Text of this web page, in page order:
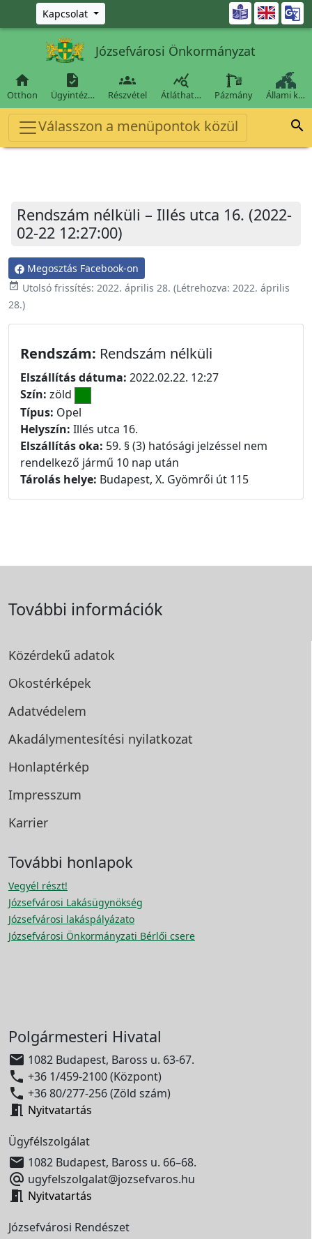
Ugrás a fő tartalomra
Kapcsolat 
Józsefvárosi Önkormányzat

Otthon

Ügyintéz…

Részvétel

Átláthat… Pázmány Állami k…
Válasszon a menüpontok közül 
Rendszám nélküli – Illés utca 16. (2022-
02-22 12:27:00)
Megosztás Facebook-on
event_available Utolsó frissítés: 2022. április 28. (Létrehozva: 2022. április
28.)
Rendszám: Rendszám nélküli
Elszállítás dátuma: 2022.02.22. 12:27
Szín: zöld
Típus: Opel
Helyszín: Illés utca 16.
Elszállítás oka: 59. § (3) hatósági jelzéssel nem
rendelkező jármű 10 nap után
Tárolás helye: Budapest, X. Gyömrői út 115
További információk
Közérdekű adatok
Okostérképek
Adatvédelem
Akadálymentesítési nyilatkozat
Honlaptérkép
Impresszum
Karrier
További honlapok
Vegyél részt!
Józsefvárosi Lakásügynökség
Józsefvárosi lakáspályázato
Józsefvárosi Önkormányzati Bérlői csere
Polgármesteri Hivatal
 1082 Budapest, Baross u. 63-67.
 +36 1/459-2100 (Központ)
 +36 80/277-256 (Zöld szám)
 Nyitvatartás
Ügyfélszolgálat
 1082 Budapest, Baross u. 66–68.
 ugyfelszolgalat@jozsefvaros.hu
 Nyitvatartás
Józsefvárosi Rendészet